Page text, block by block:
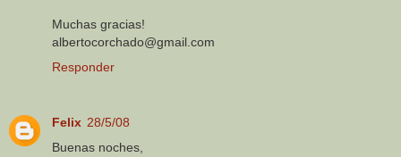
Muchas gracias!
albertocorchado@gmail.com
Responder
Felix 28/5/08
Buenas noches,